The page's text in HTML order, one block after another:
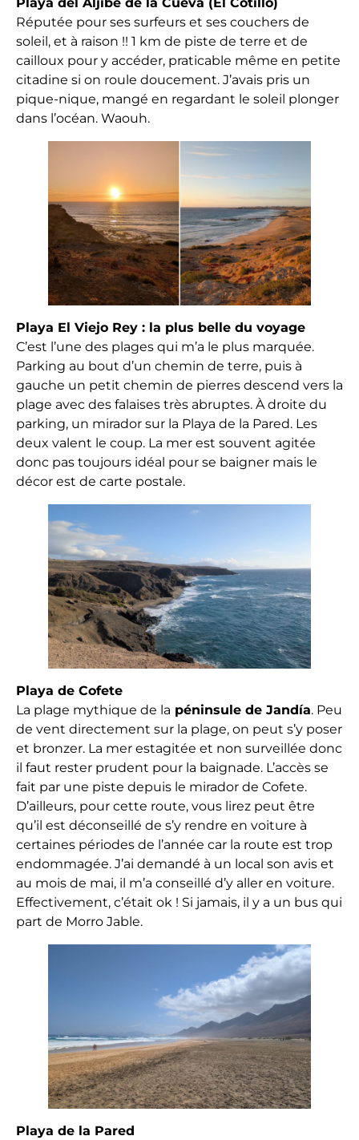
Réputée pour ses surfeurs et ses couchers de
soleil, et à raison !! 1 km de piste de terre et de
cailloux pour y accéder, praticable même en petite
citadine si on roule doucement. J’avais pris un
pique-nique, mangé en regardant le soleil plonger
dans l’océan. Waouh.
Playa El Viejo Rey : la plus belle du voyage
C’est l’une des plages qui m’a le plus marquée.
Parking au bout d’un chemin de terre, puis à
gauche un petit chemin de pierres descend vers la
plage avec des falaises très abruptes. À droite du
parking, un mirador sur la Playa de la Pared. Les
deux valent le coup. La mer est souvent agitée
donc pas toujours idéal pour se baigner mais le
décor est de carte postale.
Playa de Cofete
La plage mythique de la péninsule de Jandía. Peu
de vent directement sur la plage, on peut s’y poser
et bronzer. La mer estagitée et non surveillée donc
il faut rester prudent pour la baignade. L’accès se
fait par une piste depuis le mirador de Cofete.
D’ailleurs, pour cette route, vous lirez peut être
qu’il est déconseillé de s’y rendre en voiture à
certaines périodes de l’année car la route est trop
endommagée. J’ai demandé à un local son avis et
au mois de mai, il m’a conseillé d’y aller en voiture.
Effectivement, c’était ok ! Si jamais, il y a un bus qui
part de Morro Jable.
Playa de la Pared